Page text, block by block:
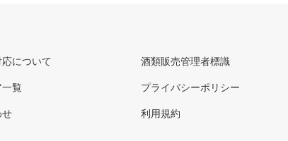
について
一覧
せ
酒類販売管理者標識
プライバシーポリシー
利用規約